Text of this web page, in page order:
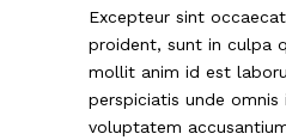
Excepteur sint
proident, sunt in culpa
mollit anim id est
perspiciatis unde
voluptatem